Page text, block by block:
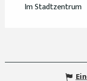
Im Stadtzentrum